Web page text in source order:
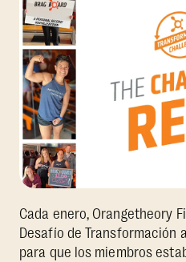
Cada enero, Orangetheory
Desafío de Transformación
para que los miembros